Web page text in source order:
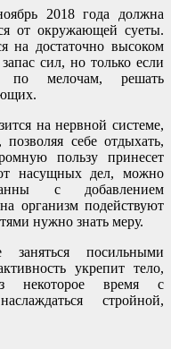
2018 года должна
от окружающей суеты.
на достаточно высоком
сил, но только если
по мелочам, решать
на нервной системе,
себе отдыхать,
пользу принесет
насущных дел, можно
с добавлением
организм подействуют
нужно знать меру.
посильными
укрепит тело,
некоторое время с
стройной,